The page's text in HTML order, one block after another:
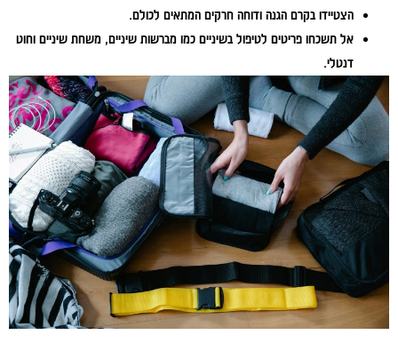
הצטיידו בקרם הגנה ודוחה חרקים המתאים לכולם.
אל תשכחו פריטים לטיפול בשיניים כמו מברשות שיניים, משחת שיניים וחוט
דנטלי.